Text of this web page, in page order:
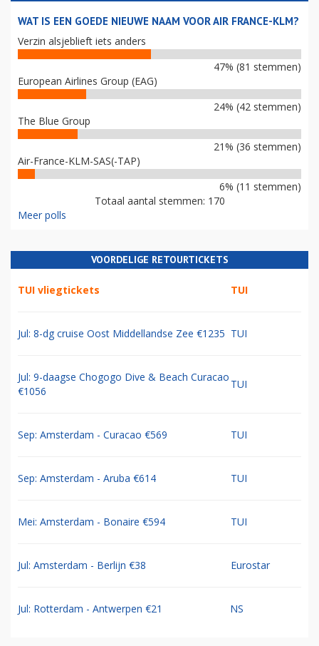
WAT IS EEN GOEDE NIEUWE NAAM VOOR AIR FRANCE-KLM?
Verzin alsjeblieft iets anders
47% (81 stemmen)
European Airlines Group (EAG)
24% (42 stemmen)
The Blue Group
21% (36 stemmen)
Air-France-KLM-SAS(-TAP)
6% (11 stemmen)
Totaal aantal stemmen: 170
Meer polls
VOORDELIGE RETOURTICKETS
TUI vliegtickets TUI
Jul: 8-dg cruise Oost Middellandse Zee €1235 TUI
Jul: 9-daagse Chogogo Dive & Beach Curacao
€1056
TUI
Sep: Amsterdam - Curacao €569 TUI
Sep: Amsterdam - Aruba €614 TUI
Mei: Amsterdam - Bonaire €594 TUI
Jul: Amsterdam - Berlijn €38 Eurostar
Jul: Rotterdam - Antwerpen €21 NS